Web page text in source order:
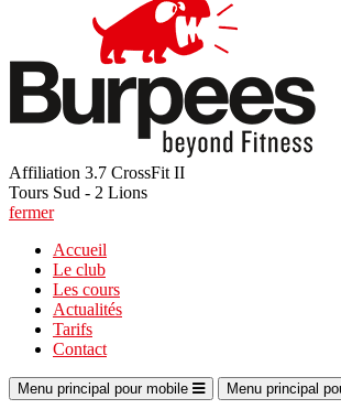
Affiliation 3.7 CrossFit II
Tours Sud - 2 Lions
fermer
Accueil
Le club
Les cours
Actualités
Tarifs
Contact
Menu principal pour mobile Menu principal